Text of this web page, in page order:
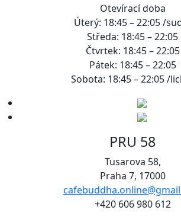
Otevírací doba
Úterý: 18:45 – 22:05 /
Středa: 18:45 – 22:05
Čtvrtek: 18:45 – 22:05
Pátek: 18:45 – 22:05
Sobota: 18:45 – 22:05 /
PRU 58
Tusarova 58,
Praha 7, 17000
+420 606 980 612